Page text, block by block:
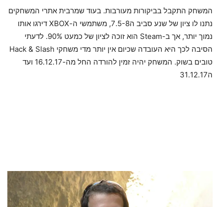
המשחק התקבל בביקורות מעורבות. בעוד שמרבית אתרי המשחקים
נתנו לו ציון של שנע סביב ה7.5-8, משתמשי ה-XBOX דירגו אותו
נמוך יותר, אך ב-Steam הוא זוכה לציון של כמעט 90%. לדעתי
הסיבה לכך היא העובדה שכיום אין יותר מדי משחקי Hack & Slash
טובים בשוק. המשחק יהיה זמין להורדה החל מה-16.12.17 ועד
ה31.12.17